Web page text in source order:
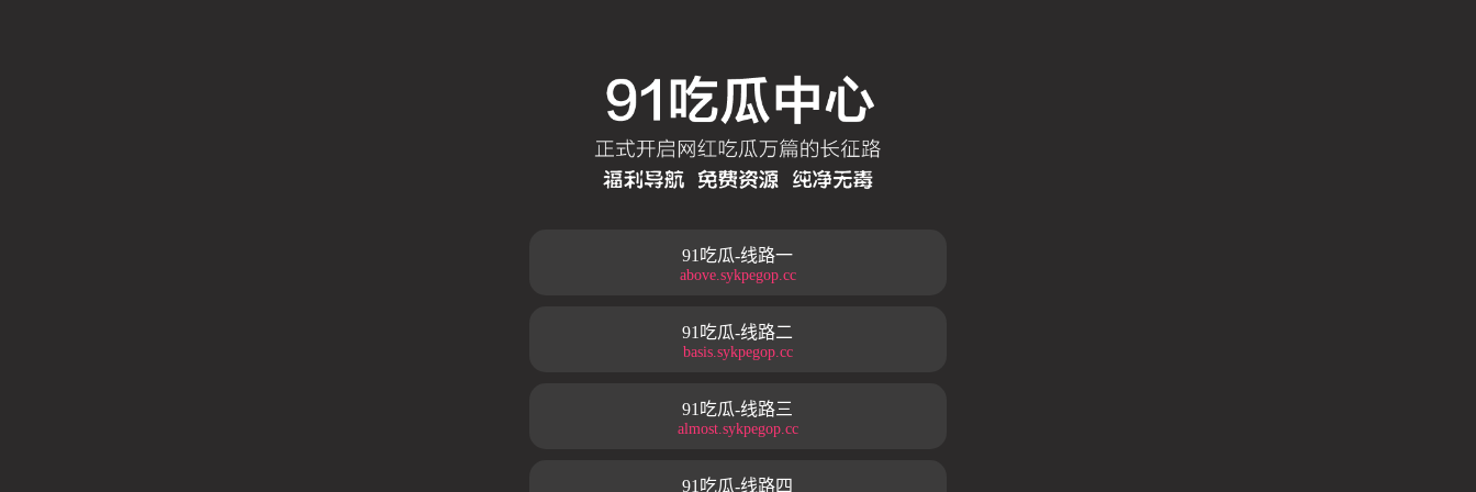
91吃瓜-线路一
above.sykpegop.cc
91吃瓜-线路二
basis.sykpegop.cc
91吃瓜-线路三
almost.sykpegop.cc
91吃瓜-线路四